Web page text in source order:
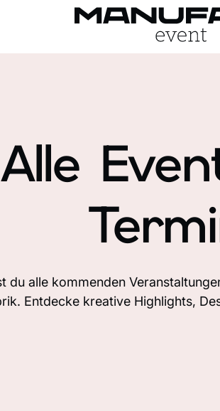
Alle
du alle kommenden
Entdecke kreative Highlights,